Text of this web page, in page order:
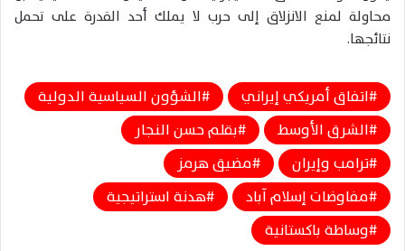
محاولة لمنع الانزلاق إلى حرب لا يملك أحد القدرة على تحمل
نتائجها.
اتفاق أمريكي إيراني
الشؤون السياسية الدولية
الشرق الأوسط
بقلم حسن النجار
ترامب وإيران
مضيق هرمز
مفاوضات إسلام آباد
هدنة استراتيجية
وساطة باكستانية